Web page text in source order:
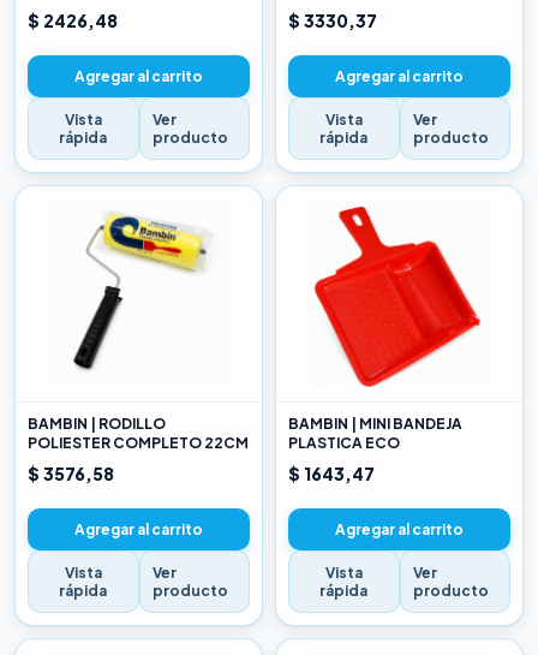
$ 2426,48
Agregar al carrito
Vista
rápida
Ver
producto
$ 3330,37
Agregar al carrito
Vista
rápida
Ver
producto
BAMBIN | RODILLO
POLIESTER COMPLETO 22CM
$ 3576,58
Agregar al carrito
Vista
rápida
Ver
producto
BAMBIN | MINI BANDEJA
PLASTICA ECO
$ 1643,47
Agregar al carrito
Vista
rápida
Ver
producto